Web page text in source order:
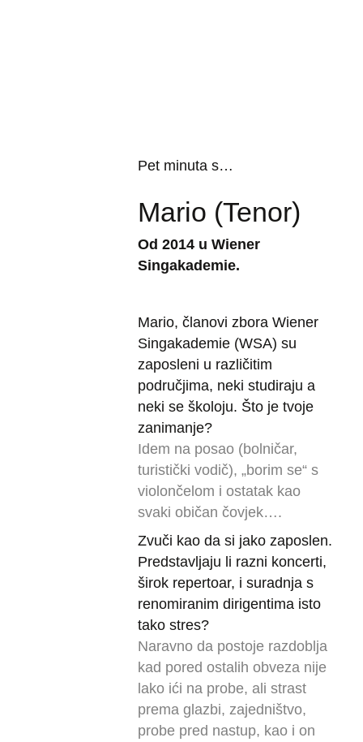
Pet minuta s…
Mario (Tenor)
Od 2014 u Wiener
Singakademie.
Mario, članovi zbora Wiener
Singakademie (WSA) su
zaposleni u različitim
područjima, neki studiraju a
neki se školoju. Što je tvoje
zanimanje?
Idem na posao (bolničar,
turistički vodič), „borim se“ s
violončelom i ostatak kao
svaki običan čovjek….
Zvuči kao da si jako zaposlen.
Predstavljaju li razni koncerti,
širok repertoar, i suradnja s
renomiranim dirigentima isto
tako stres?
Naravno da postoje razdoblja
kad pored ostalih obveza nije
lako ići na probe, ali strast
prema glazbi, zajedništvo,
probe pred nastup, kao i on